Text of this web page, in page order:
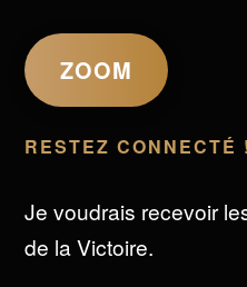
ZOOM
RESTEZ CONNECTÉ !
Je voudrais recevoir
de la Victoire.